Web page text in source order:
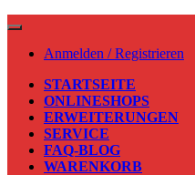
Anmelden / Registrieren
STARTSEITE
ONLINESHOPS
ERWEITERUNGEN
SERVICE
FAQ-BLOG
WARENKORB